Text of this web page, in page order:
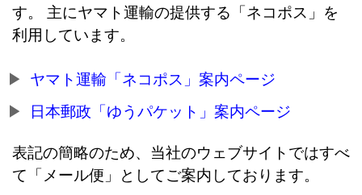
す。 主にヤマト運輸の提供する「ネコポス」を
利用しています。
ヤマト運輸「ネコポス」案内ページ
日本郵政「ゆうパケット」案内ページ
表記の簡略のため、当社のウェブサイトではすべ
て「メール便」としてご案内しております。